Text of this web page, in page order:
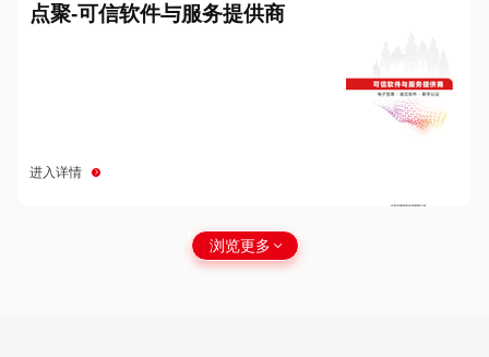
点聚-可信软件与服务提供商
进入详情
浏览更多